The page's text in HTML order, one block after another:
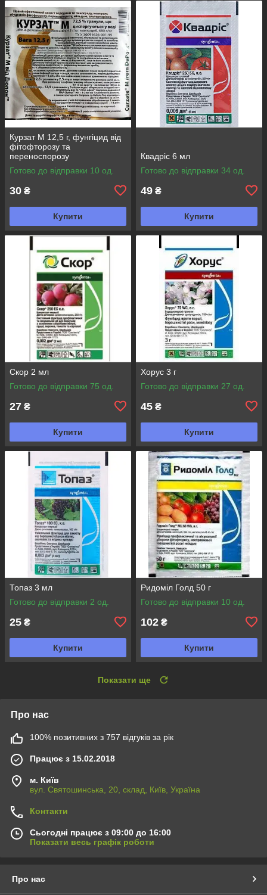
Курзат М 12,5 г, фунгіцид від
фітофторозу та
переноспорозу
Готово до відправки 10 од.
30 ₴
Купити
Квадріс 6 мл
Готово до відправки 34 од.
49 ₴
Купити
Скор 2 мл
Готово до відправки 75 од.
27 ₴
Купити
Хорус 3 г
Готово до відправки 27 од.
45 ₴
Купити
Топаз 3 мл
Готово до відправки 2 од.
25 ₴
Купити
Ридоміл Голд 50 г
Готово до відправки 10 од.
102 ₴
Купити
Показати ще
Про нас
100% позитивних з 757 відгуків за рік
Працює з 15.02.2018
м. Київ
вул. Святошинська, 20, склад, Київ, Україна
Контакти
Сьогодні працює з 09:00 до 16:00
Показати весь графік роботи
Про нас